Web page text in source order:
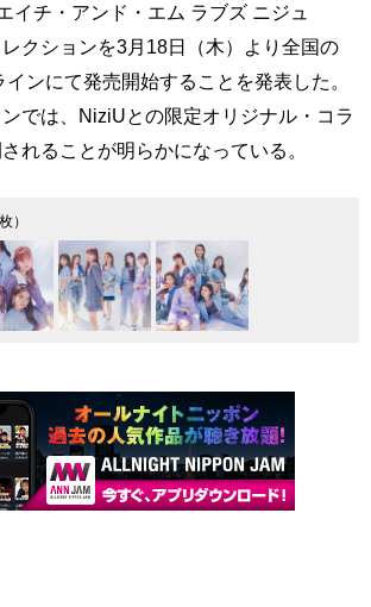
イチ・アンド・エム ラブズ ニジュ
クションを3月18日（木）より全国の
ンにて発売開始することを発表した。
では、NiziUとの限定オリジナル・コラ
れることが明らかになっている。
）